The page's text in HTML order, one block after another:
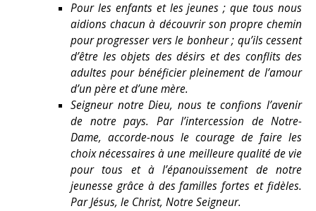
Pour les enfants et les jeunes ; que tous nous
aidions chacun à découvrir son propre chemin
pour progresser vers le bonheur ; qu’ils cessent
d’être les objets des désirs et des conflits des
adultes pour bénéficier pleinement de l’amour
d’un père et d’une mère.
Seigneur notre Dieu, nous te confions l’avenir
de notre pays. Par l’intercession de Notre-
Dame, accorde-nous le courage de faire les
choix nécessaires à une meilleure qualité de vie
pour tous et à l’épanouissement de notre
jeunesse grâce à des familles fortes et fidèles.
Par Jésus, le Christ, Notre Seigneur.